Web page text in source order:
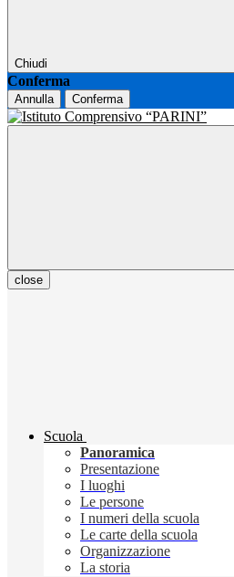
Chiudi
Conferma
Annulla Conferma
close
Scuola
Panoramica
Presentazione
I luoghi
Le persone
I numeri della scuola
Le carte della scuola
Organizzazione
La storia